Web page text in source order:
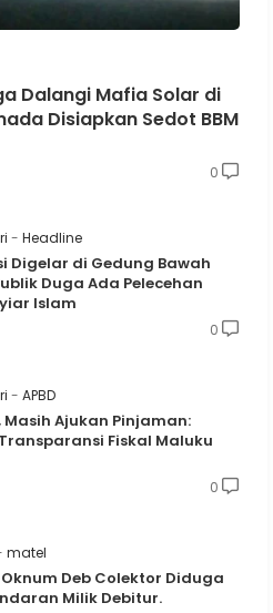
Dalangi Mafia Solar di
Disiapkan Sedot BBM
0
Headline
Digelar di Gedung Bawah
Duga Ada Pelecehan
Islam
0
APBD
Ajukan Pinjaman:
Fiskal Maluku
0
matel
Deb Colektor Diduga
Milik Debitur.